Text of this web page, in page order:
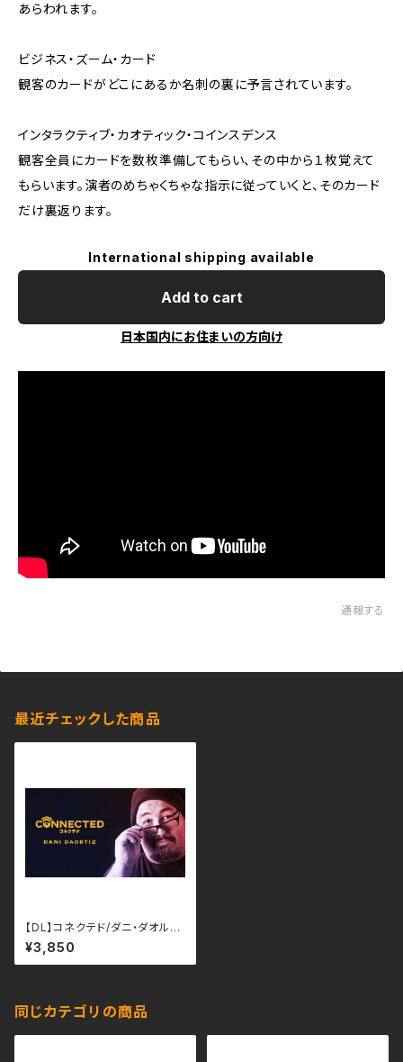
あらわれます。
ビジネス・ズーム・カード
観客のカードがどこにあるか名刺の裏に予言されています。
インタラクティブ・カオティック・コインスデンス
観客全員にカードを数枚準備してもらい、その中から１枚覚えて
もらいます。演者のめちゃくちゃな指示に従っていくと、そのカード
だけ裏返ります。
International shipping available
Add to cart
日本国内にお住まいの方向け
通報する
最近チェックした商品
【DL】コネクテド/ダニ・ダオルテ
ィス （日本語字幕）
¥3,850
同じカテゴリの商品